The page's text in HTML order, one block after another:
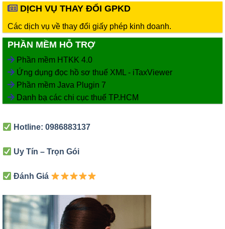
DỊCH VỤ THAY ĐỔI GPKD
Các dịch vụ về thay đổi giấy phép kinh doanh.
PHẦN MỀM HỖ TRỢ
Phần mềm HTKK 4.0
Ứng dụng đọc hồ sơ thuế XML - iTaxViewer
Phần mềm Java Plugin 7
Danh bạ các chi cục thuế TP.HCM
Hotline: 0986883137
Uy Tín – Trọn Gói
Đánh Giá